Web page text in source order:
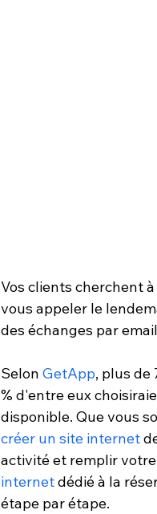
Vos clients cherchent
vous appeler le
des échanges par
Selon GetApp, plus de
% d'entre eux
disponible. Que vous
créer un site internet
activité et remplir
internet dédié à la
étape par étape.